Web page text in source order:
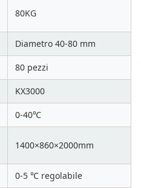
80KG
Diametro 40-80 mm
80 pezzi
KX3000
0-40℃
1400×860×2000mm
0-5 ℃ regolabile